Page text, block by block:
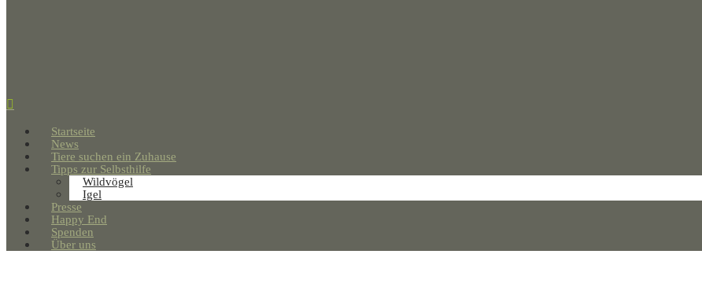
Startseite
News
Tiere suchen ein Zuhause
Tipps zur Selbsthilfe
Wildvögel
Igel
Presse
Happy End
Spenden
Über uns